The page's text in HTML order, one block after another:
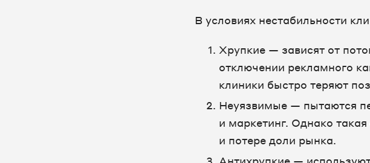
В условиях нестабильности
Хрупкие — зависят от
отключении рекламного
клиники быстро теряют
Неуязвимые — пытаются
и маркетинг. Однако
и потере доли рынка.